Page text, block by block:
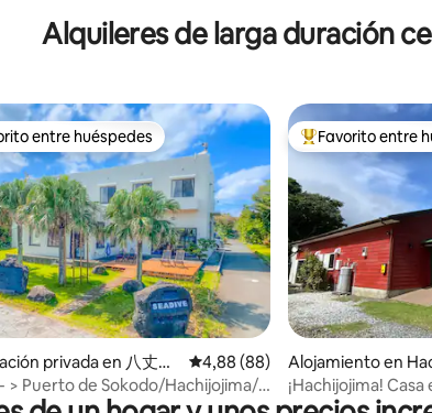
Alquileres de larga duración
entre huéspedes
entre huéspedes
privada en 八丈町,
Calificación promedio: 4,88 de
4,88 (88)
> Puerto de Sokodo/Hachijojima/1
en Dormitorio mixto
Favorito entre los
Favorito entre
Alojamiento en
¡Hachijojima!
capacidad para 9